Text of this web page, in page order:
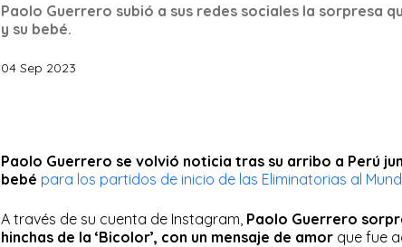
Paolo Guerrero subió a sus redes sociales la sorpresa
y su bebé.
04 Sep 2023
Paolo Guerrero se volvió noticia tras su arribo a Perú
bebé para los partidos de inicio de las Eliminatorias al
A través de su cuenta de Instagram, Paolo Guerrero
hinchas de la ‘Bicolor’, con un mensaje de amor que fue